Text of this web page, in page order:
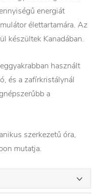
energiát
élettartamára. Az
készültek Kanadában.
használt
és a zafírkristálynál
a
szerkezetű óra,
mutatja.